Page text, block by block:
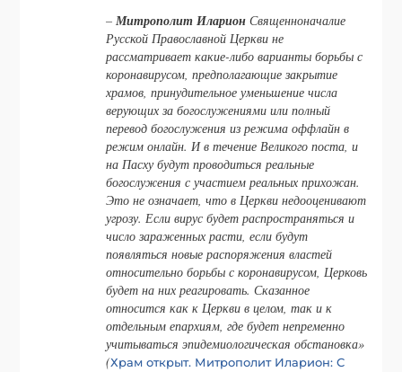
–Митрополит Иларион Священноначалие
Русской Православной Церкви не
рассматривает какие-либо варианты борьбы с
коронавирусом, предполагающие закрытие
храмов, принудительное уменьшение числа
верующих за богослужениями или полный
перевод богослужения из режима оффлайн в
режим онлайн. И в течение Великого поста, и
на Пасху будут проводиться реальные
богослужения с участием реальных прихожан.
Это не означает, что в Церкви недооценивают
угрозу. Если вирус будет распространяться и
число зараженных расти, если будут
появляться новые распоряжения властей
относительно борьбы с коронавирусом, Церковь
будет на них реагировать. Сказанное
относится как к Церкви в целом, так и к
отдельным епархиям, где будет непременно
учитываться эпидемиологическая обстановка»
(Храм открыт. Митрополит Иларион: С